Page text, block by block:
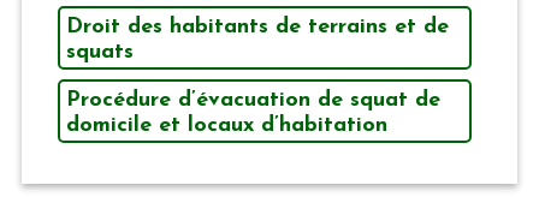
Droit des habitants de terrains et de
squats
Procédure d’évacuation de squat de
domicile et locaux d’habitation